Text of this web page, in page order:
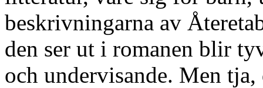
beskrivningarna av
den ser ut i romanen blir
och undervisande. Men